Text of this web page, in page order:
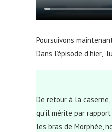
Poursuivons
Dans l’épisode
De retour à la
qu’il mérite par
les bras de Morphée,